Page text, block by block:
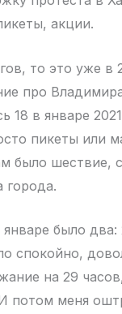
акции.
то это уже в
про
18 в январе
пикеты или
было шествие,
города.
было два:
спокойно,
на 29
потом меня